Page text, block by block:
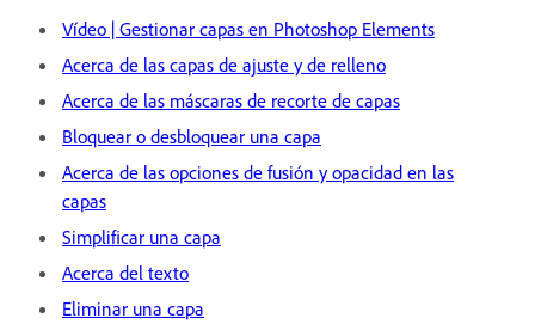
Vídeo | Gestionar capas en Photoshop Elements
Acerca de las capas de ajuste y de relleno
Acerca de las máscaras de recorte de capas
Bloquear o desbloquear una capa
Acerca de las opciones de fusión y opacidad en las
capas
Simplificar una capa
Acerca del texto
Eliminar una capa